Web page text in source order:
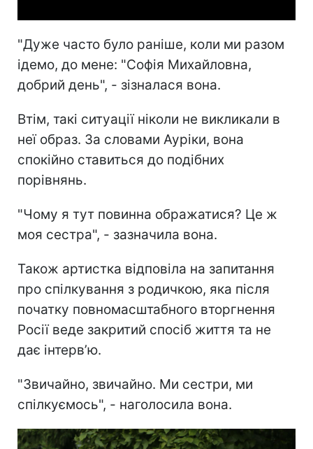
"Дуже часто було раніше, коли ми разом
ідемо, до мене: "Софія Михайловна,
добрий день", - зізналася вона.
Втім, такі ситуації ніколи не викликали в
неї образ. За словами Ауріки, вона
спокійно ставиться до подібних
порівнянь.
"Чому я тут повинна ображатися? Це ж
моя сестра", - зазначила вона.
Також артистка відповіла на запитання
про спілкування з родичкою, яка після
початку повномасштабного вторгнення
Росії веде закритий спосіб життя та не
дає інтерв’ю.
"Звичайно, звичайно. Ми сестри, ми
спілкуємось", - наголосила вона.